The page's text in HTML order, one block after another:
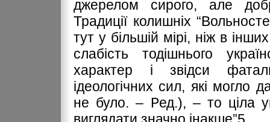
джерелом сирого, але
Традиції колишніх
тут у більшій мірі, ніж в
слабість тодішнього
характер і звідси
ідеологічних сил, які могло
не було. – Ред.), – то ціла